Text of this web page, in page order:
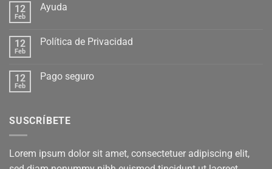
12
Feb
Ayuda
12
Feb
Política de Privacidad
12
Feb
Pago seguro
SUSCRÍBETE
Lorem ipsum dolor sit amet, consectetuer adipiscing elit,